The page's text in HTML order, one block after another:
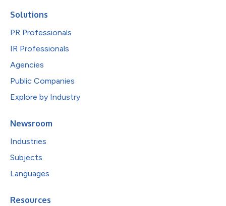
Solutions
PR Professionals
IR Professionals
Agencies
Public Companies
Explore by Industry
Newsroom
Industries
Subjects
Languages
Resources